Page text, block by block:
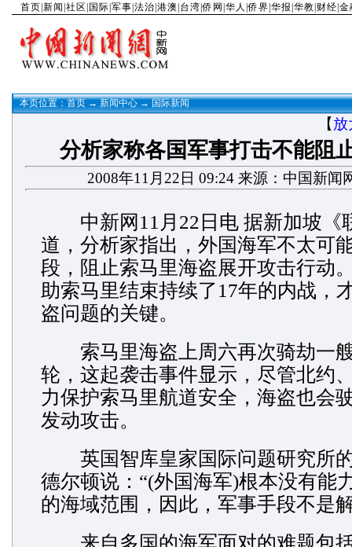
首页 新闻 社区 国际 军事 法治 港澳 台湾 |侨网 华人 |侨界 华报 华教 财经 金
本页位置： 首页 → 新闻中心 → 国际新闻
【放
分析家称各国军事打击不能阻
2008年11月22日 09:24 来源：中国新闻
中新网11月22日电 据新加坡《
道，分析家指出，外国海军不太可
段，阻止索马里海盗展开攻击行动
助索马里结束持续了17年的内战，
盗问题的关键。
索马里海盗上周六再次骑劫一
轮，这起袭击事件显示，尽管北约
力保护索马里航道安全，海盗也会
发动攻击。
英国智库皇家国际问题研究所
德尔顿说：“(外国海军)根本没有能
的海域范围，因此，军事手段不是
来自多国的海军面对的难题包